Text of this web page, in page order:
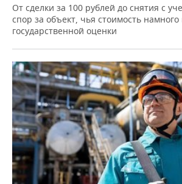
От сделки за 100 рублей до снятия с
спор за объект, чья стоимость
государственной оценки